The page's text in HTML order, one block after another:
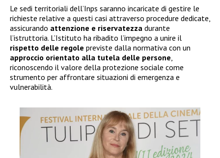
Le sedi territoriali dell’Inps saranno incaricate di gestire le
richieste relative a questi casi attraverso procedure dedicate,
assicurando attenzione e riservatezza durante
l’istruttoria. L’Istituto ha ribadito l’impegno a unire il
rispetto delle regole previste dalla normativa con un
approccio orientato alla tutela delle persone,
riconoscendo il valore della protezione sociale come
strumento per affrontare situazioni di emergenza e
vulnerabilità.